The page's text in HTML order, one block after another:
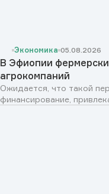
Экономика 05.08.2026
В Эфиопии
агрокомпаний
Ожидается, что такой
финансирование,